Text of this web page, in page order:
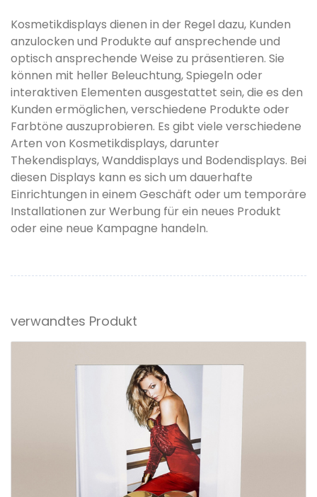
Kosmetikdisplays dienen in der Regel dazu, Kunden
anzulocken und Produkte auf ansprechende und
optisch ansprechende Weise zu präsentieren. Sie
können mit heller Beleuchtung, Spiegeln oder
interaktiven Elementen ausgestattet sein, die es den
Kunden ermöglichen, verschiedene Produkte oder
Farbtöne auszuprobieren. Es gibt viele verschiedene
Arten von Kosmetikdisplays, darunter
Thekendisplays, Wanddisplays und Bodendisplays. Bei
diesen Displays kann es sich um dauerhafte
Einrichtungen in einem Geschäft oder um temporäre
Installationen zur Werbung für ein neues Produkt
oder eine neue Kampagne handeln.
verwandtes Produkt